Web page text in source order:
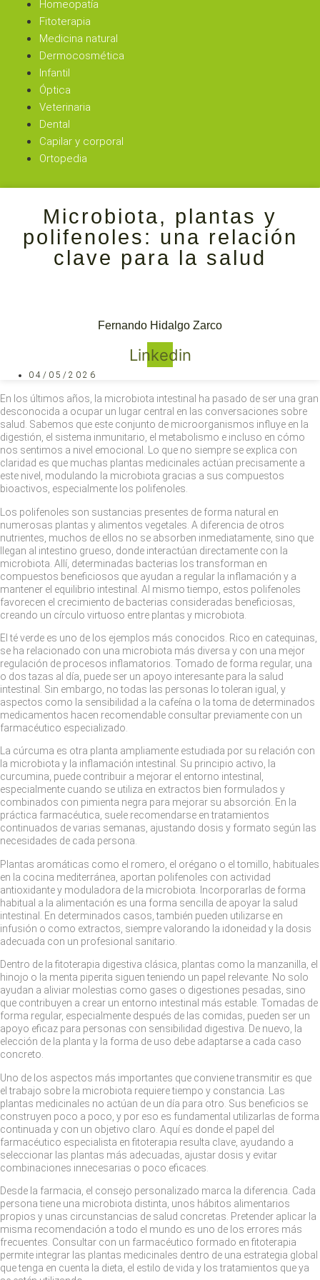
Homeopatía
Fitoterapia
Medicina natural
Dermocosmética
Infantil
Óptica
Veterinaria
Dental
Capilar y corporal
Ortopedia
Microbiota, plantas y
polifenoles: una relación
clave para la salud
Fernando Hidalgo Zarco
Linkedin
04/05/2026
En los últimos años, la microbiota intestinal ha pasado de ser una gran
desconocida a ocupar un lugar central en las conversaciones sobre
salud. Sabemos que este conjunto de microorganismos influye en la
digestión, el sistema inmunitario, el metabolismo e incluso en cómo
nos sentimos a nivel emocional. Lo que no siempre se explica con
claridad es que muchas plantas medicinales actúan precisamente a
este nivel, modulando la microbiota gracias a sus compuestos
bioactivos, especialmente los polifenoles.
Los polifenoles son sustancias presentes de forma natural en
numerosas plantas y alimentos vegetales. A diferencia de otros
nutrientes, muchos de ellos no se absorben inmediatamente, sino que
llegan al intestino grueso, donde interactúan directamente con la
microbiota. Allí, determinadas bacterias los transforman en
compuestos beneficiosos que ayudan a regular la inflamación y a
mantener el equilibrio intestinal. Al mismo tiempo, estos polifenoles
favorecen el crecimiento de bacterias consideradas beneficiosas,
creando un círculo virtuoso entre plantas y microbiota.
El té verde es uno de los ejemplos más conocidos. Rico en catequinas,
se ha relacionado con una microbiota más diversa y con una mejor
regulación de procesos inflamatorios. Tomado de forma regular, una
o dos tazas al día, puede ser un apoyo interesante para la salud
intestinal. Sin embargo, no todas las personas lo toleran igual, y
aspectos como la sensibilidad a la cafeína o la toma de determinados
medicamentos hacen recomendable consultar previamente con un
farmacéutico especializado.
La cúrcuma es otra planta ampliamente estudiada por su relación con
la microbiota y la inflamación intestinal. Su principio activo, la
curcumina, puede contribuir a mejorar el entorno intestinal,
especialmente cuando se utiliza en extractos bien formulados y
combinados con pimienta negra para mejorar su absorción. En la
práctica farmacéutica, suele recomendarse en tratamientos
continuados de varias semanas, ajustando dosis y formato según las
necesidades de cada persona.
Plantas aromáticas como el romero, el orégano o el tomillo, habituales
en la cocina mediterránea, aportan polifenoles con actividad
antioxidante y moduladora de la microbiota. Incorporarlas de forma
habitual a la alimentación es una forma sencilla de apoyar la salud
intestinal. En determinados casos, también pueden utilizarse en
infusión o como extractos, siempre valorando la idoneidad y la dosis
adecuada con un profesional sanitario.
Dentro de la fitoterapia digestiva clásica, plantas como la manzanilla, el
hinojo o la menta piperita siguen teniendo un papel relevante. No solo
ayudan a aliviar molestias como gases o digestiones pesadas, sino
que contribuyen a crear un entorno intestinal más estable. Tomadas de
forma regular, especialmente después de las comidas, pueden ser un
apoyo eficaz para personas con sensibilidad digestiva. De nuevo, la
elección de la planta y la forma de uso debe adaptarse a cada caso
concreto.
Uno de los aspectos más importantes que conviene transmitir es que
el trabajo sobre la microbiota requiere tiempo y constancia. Las
plantas medicinales no actúan de un día para otro. Sus beneficios se
construyen poco a poco, y por eso es fundamental utilizarlas de forma
continuada y con un objetivo claro. Aquí es donde el papel del
farmacéutico especialista en fitoterapia resulta clave, ayudando a
seleccionar las plantas más adecuadas, ajustar dosis y evitar
combinaciones innecesarias o poco eficaces.
Desde la farmacia, el consejo personalizado marca la diferencia. Cada
persona tiene una microbiota distinta, unos hábitos alimentarios
propios y unas circunstancias de salud concretas. Pretender aplicar la
misma recomendación a todo el mundo es uno de los errores más
frecuentes. Consultar con un farmacéutico formado en fitoterapia
permite integrar las plantas medicinales dentro de una estrategia global
que tenga en cuenta la dieta, el estilo de vida y los tratamientos que ya